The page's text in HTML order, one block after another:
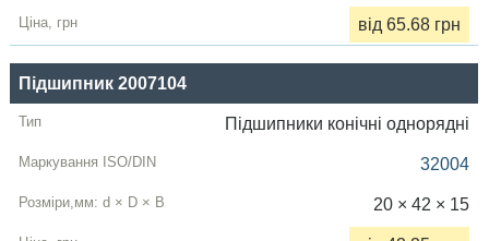
від 65.68 грн
Підшипник 2007104
Підшипники конічні однорядні
32004
20 × 42 × 15